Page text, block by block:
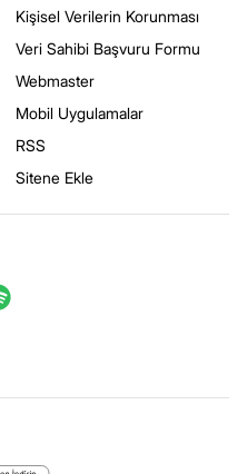
Kişisel Verilerin Korunması
Veri Sahibi Başvuru Formu
Webmaster
Mobil Uygulamalar
RSS
Sitene Ekle